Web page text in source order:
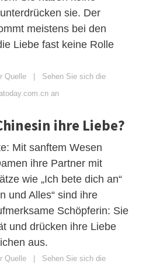
sie. Der
meistens bei den
Liebe fast keine Rolle
Quelle
Sehen Sie sich die
an
ihre Liebe?
Mit sanftem Wesen
ihre Partner mit
wie „Ich bete dich an“
und Alles“ sind ihre
Schöpferin: Sie
und drücken ihre Liebe
aus.
Quelle
Sehen Sie sich die